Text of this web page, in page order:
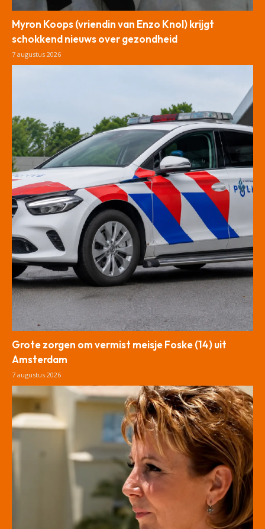
Myron Koops (vriendin van Enzo Knol) krijgt
schokkend nieuws over gezondheid
7 augustus 2026
Grote zorgen om vermist meisje Foske (14) uit
Amsterdam
7 augustus 2026